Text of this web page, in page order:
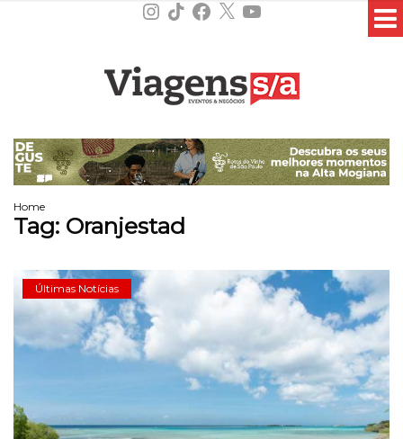
Instagram
TikTokFacebook
X YouTube
Home
Tag: Oranjestad
Últimas Notícias